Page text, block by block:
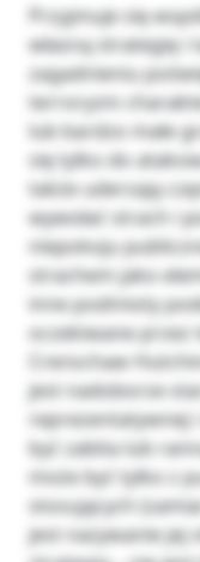
Przyjmuje się
własną strategię i
zagadnieniu
terroryzm
lub bardzo małe
się tylko do
także uderzają
wywołać strach i
niepokoju
strachem jako
inne podmioty
oczekiwane przez
Crenschaw
jest nadoborze
reprezentatywnej
być zabita lub
może być tylko z
stosujących
jest nazywanie jej